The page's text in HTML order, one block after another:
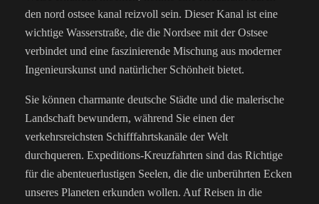
den nord ostsee kanal reizvoll sein. Dieser Kanal ist eine
wichtige Wasserstraße, die die Nordsee mit der Ostsee
verbindet und eine faszinierende Mischung aus moderner
Ingenieurskunst und natürlicher Schönheit bietet.
Sie können charmante deutsche Städte und die malerische
Landschaft bewundern, während Sie einen der
verkehrsreichsten Schifffahrtskanäle der Welt
durchqueren. Expeditions-Kreuzfahrten sind das Richtige
für die abenteuerlustigen Seelen, die die unberührten Ecken
unseres Planeten erkunden wollen. Auf Reisen in die